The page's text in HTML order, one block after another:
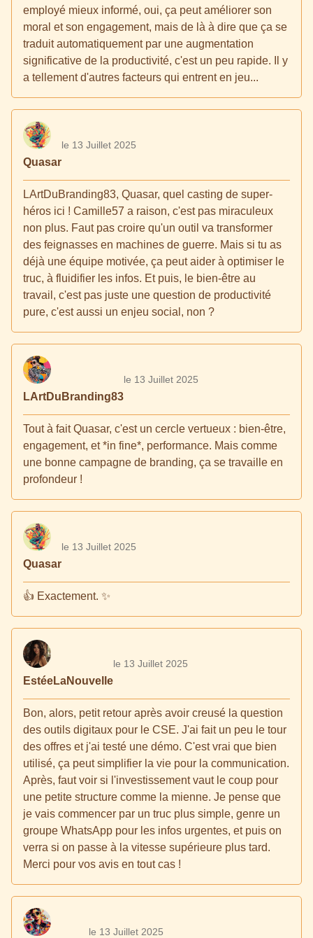
employé mieux informé, oui, ça peut améliorer son
moral et son engagement, mais de là à dire que ça se
traduit automatiquement par une augmentation
significative de la productivité, c'est un peu rapide. Il y
a tellement d'autres facteurs qui entrent en jeu...
Quasar
le 13 Juillet 2025
LArtDuBranding83, Quasar, quel casting de super-
héros ici ! Camille57 a raison, c'est pas miraculeux
non plus. Faut pas croire qu'un outil va transformer
des feignasses en machines de guerre. Mais si tu as
déjà une équipe motivée, ça peut aider à optimiser le
truc, à fluidifier les infos. Et puis, le bien-être au
travail, c'est pas juste une question de productivité
pure, c'est aussi un enjeu social, non ?
LArtDuBranding83
le 13 Juillet 2025
Tout à fait Quasar, c'est un cercle vertueux : bien-être,
engagement, et *in fine*, performance. Mais comme
une bonne campagne de branding, ça se travaille en
profondeur !
Quasar
le 13 Juillet 2025
👍 Exactement. ✨
EstéeLaNouvelle
le 13 Juillet 2025
Bon, alors, petit retour après avoir creusé la question
des outils digitaux pour le CSE. J'ai fait un peu le tour
des offres et j'ai testé une démo. C'est vrai que bien
utilisé, ça peut simplifier la vie pour la communication.
Après, faut voir si l'investissement vaut le coup pour
une petite structure comme la mienne. Je pense que
je vais commencer par un truc plus simple, genre un
groupe WhatsApp pour les infos urgentes, et puis on
verra si on passe à la vitesse supérieure plus tard.
Merci pour vos avis en tout cas !
le 13 Juillet 2025